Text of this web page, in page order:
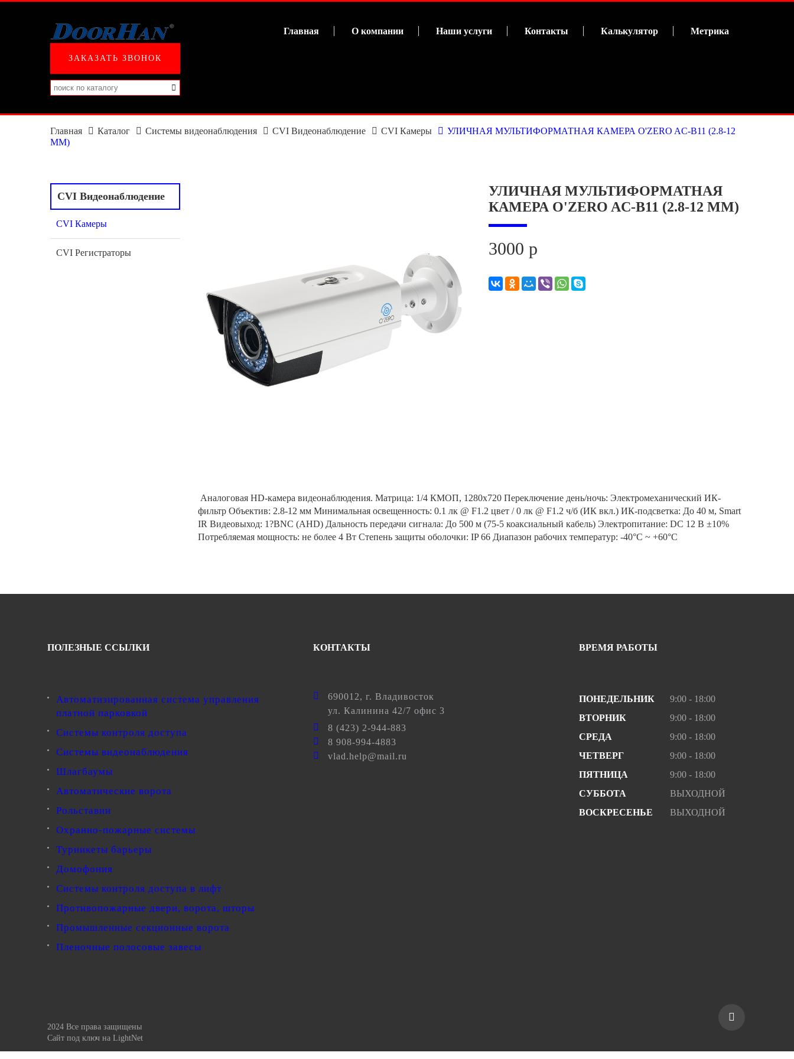
Главная О компании Наши услуги Контакты Калькулятор Метрика
ЗАКАЗАТЬ ЗВОНОК
Главная Каталог Системы видеонаблюдения CVI Видеонаблюдение CVI Камеры
УЛИЧНАЯ МУЛЬТИФОРМАТНАЯ КАМЕРА O'ZERO AC-B11 (2.8-12
ММ)
CVI Видеонаблюдение
CVI Камеры
CVI Регистраторы
УЛИЧНАЯ МУЛЬТИФОРМАТНАЯ
КАМЕРА O'ZERO AC-B11 (2.8-12 ММ)
3000 р
Аналоговая HD-камера видеонаблюдения. Матрица: 1/4 КМОП, 1280x720 Переключение день/ночь: Электромеханический ИК-
фильтр Объектив: 2.8-12 мм Минимальная освещенность: 0.1 лк @ F1.2 цвет / 0 лк @ F1.2 ч/б (ИК вкл.) ИК-подсветка: До 40 м, Smart
IR Видеовыход: 1?BNC (AHD) Дальность передачи сигнала: До 500 м (75-5 коаксиальный кабель) Электропитание: DC 12 В ±10%
Потребляемая мощность: не более 4 Вт Степень защиты оболочки: IP 66 Диапазон рабочих температур: -40°С ~ +60°С
ПОЛЕЗНЫЕ ССЫЛКИ
Автоматизированная система управления
платной парковкой
Системы контроля доступа
Системы видеонаблюдения
Шлагбаумы
Автоматические ворота
Рольставни
Охранно-пожарные системы
Турникеты барьеры
Домофония
Системы контроля доступа в лифт
Противопожарные двери, ворота, шторы
Промышленные секционные ворота
Пленочные полосовые завесы
КОНТАКТЫ
690012, г. Владивосток
ул. Калинина 42/7 офис 3
8 (423) 2-944-883
8 908-994-4883
vlad.help@mail.ru
ВРЕМЯ РАБОТЫ
ПОНЕДЕЛЬНИК
9:00 - 18:00
ВТОРНИК
9:00 - 18:00
СРЕДА
9:00 - 18:00
ЧЕТВЕРГ
9:00 - 18:00
ПЯТНИЦА
9:00 - 18:00
СУББОТА
ВЫХОДНОЙ
ВОСКРЕСЕНЬЕ
ВЫХОДНОЙ
2024 Все права защищены
Сайт под ключ на LightNet